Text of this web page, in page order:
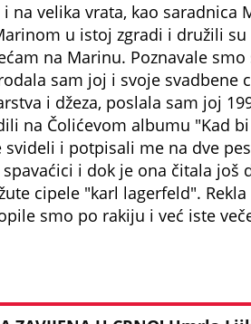
na velika vrata, kao saradnica
u istoj zgradi i družili
na Marinu. Poznavale
sam joj i svoje svadbene
i džeza, poslala sam joj
na Čolićevom albumu "Kad
i potpisali me na dve
i dok je ona čitala još
cipele "karl lagerfeld".
smo po rakiju i već iste